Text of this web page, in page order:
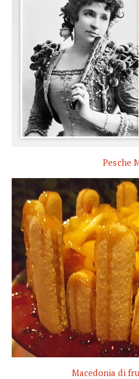
Pesche
Macedonia di